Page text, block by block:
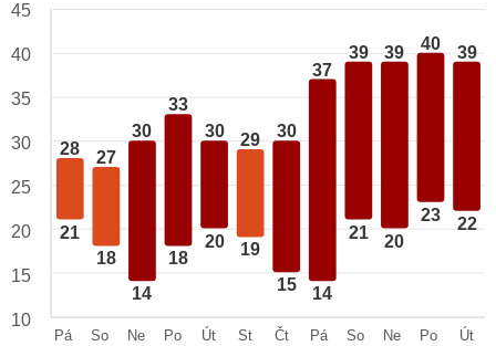
28
21
27
18
30
14
33
18
30
20
29
19
30
15
37
14
39
21
39
20
40
23
39
22
45
40
35
30
25
20
15
10
Pá
So
Ne
Po
Út
St
Čt
Pá
So
Ne
Po
Út